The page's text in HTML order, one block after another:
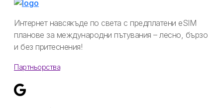
Интернет навсякъде по света с предплатени eSIM
планове за международни пътувания – лесно, бързо
и без притеснения!
Партньорства